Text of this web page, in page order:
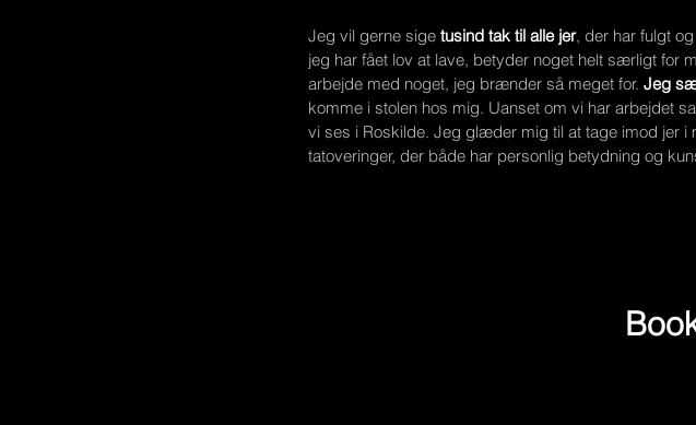
Jeg vil gerne sige tusind tak til alle jer, der har fulgt
jeg har fået lov at lave, betyder noget helt særligt for
arbejde med noget, jeg brænder så meget for. Jeg
komme i stolen hos mig. Uanset om vi har arbejdet
vi ses i Roskilde. Jeg glæder mig til at tage imod jer i
tatoveringer, der både har personlig betydning og